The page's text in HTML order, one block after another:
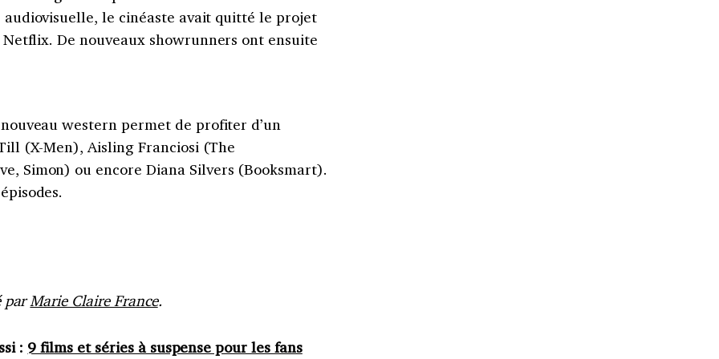
audiovisuelle, le cinéaste avait quitté le projet
De nouveaux showrunners ont ensuite
western permet de profiter d’un
(X-Men), Aisling Franciosi (The
Simon) ou encore Diana Silvers (Booksmart).
parMarie Claire France.
: 9 films et séries à suspense pour les fans